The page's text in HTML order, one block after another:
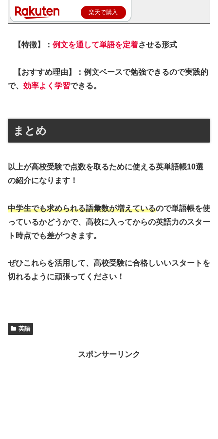
楽天で購入
【特徴】： 例文を通して単語を定着させる形式
【おすすめ理由】：例文ベースで勉強できるので実践的
で、 効率よく学習できる。
まとめ
以上が高校受験で点数を取るために使える英単語帳10選
の紹介になります！
中学生でも求められる語彙数が増えているので単語帳を使
っているかどうかで、高校に入ってからの英語力のスター
ト時点でも差がつきます。
ぜひこれらを活用して、高校受験に合格しいいスタートを
切れるように頑張ってください！
英語
スポンサーリンク